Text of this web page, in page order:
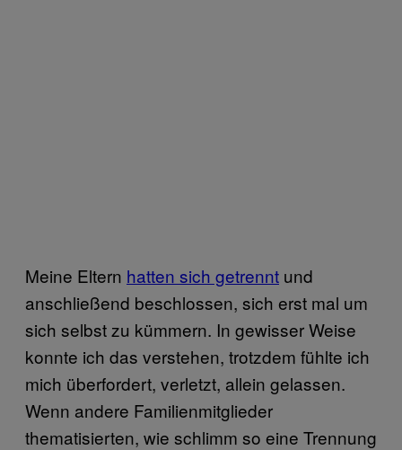
Meine Eltern hatten sich getrennt und
anschließend beschlossen, sich erst mal um
sich selbst zu kümmern. In gewisser Weise
konnte ich das verstehen, trotzdem fühlte ich
mich überfordert, verletzt, allein gelassen.
Wenn andere Familienmitglieder
thematisierten, wie schlimm so eine Trennung